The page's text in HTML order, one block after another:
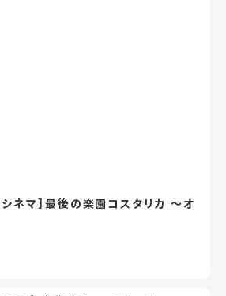
ネマ】最後の楽園コスタリカ ～オ